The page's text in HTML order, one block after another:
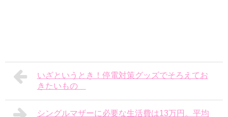
いざというとき！停電対策グッズでそろえてお
きたいもの
シングルマザーに必要な生活費は13万円。平均